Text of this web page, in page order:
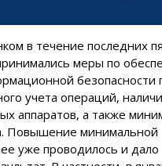
в течение последних
меры по
безопасности
учета операций,
аппаратов, а также
Повышение минимальной
уже проводилось и дало